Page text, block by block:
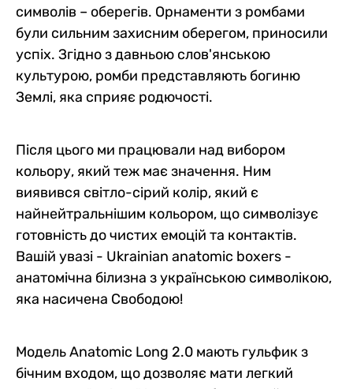
символів – оберегів. Орнаменти з ромбами
були сильним захисним оберегом, приносили
успіх. Згідно з давньою слов'янською
культурою, ромби представляють богиню
Землі, яка сприяє родючості.
Після цього ми працювали над вибором
кольору, який теж має значення. Ним
виявився світло-сірий колір, який є
найнейтральнішим кольором, що символізує
готовність до чистих емоцій та контактів.
Вашій увазі - Ukrainian anatomic boxers -
анатомічна білизна з українською символікою,
яка насичена Свободою!
Модель Anatomic Long 2.0 мають гульфик з
бічним входом, що дозволяє мати легкий